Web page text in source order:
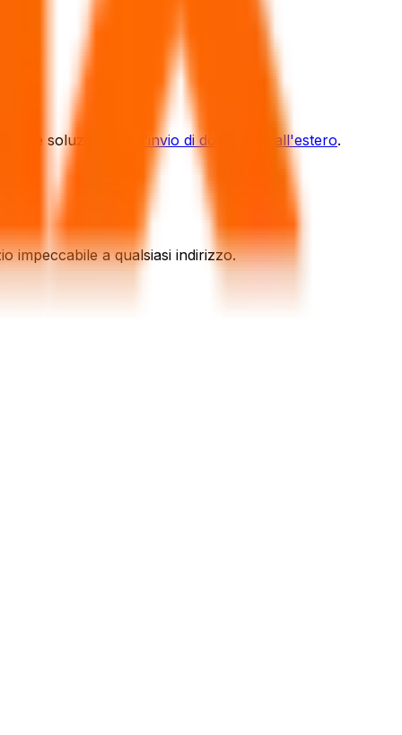
incluse soluzioni per l'invio di documenti all'estero.
impeccabile a qualsiasi indirizzo.